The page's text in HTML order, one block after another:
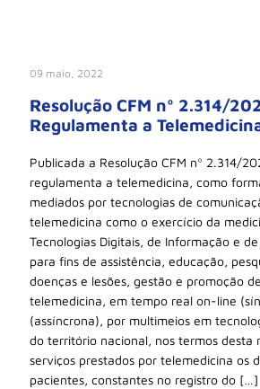
09 maio, 2022
Resolução CFM nº 2.314/
Regulamenta a
Publicada a Resolução CFM nº 2.314/
regulamenta a telemedicina, como
mediados por tecnologias de
telemedicina como o exercício da
Tecnologias Digitais, de Informação e
para fins de assistência, educação,
doenças e lesões, gestão e promoção
telemedicina, em tempo real on-line
(assíncrona), por multimeios em
do território nacional, nos termos desta
serviços prestados por telemedicina os
pacientes, constantes no registro do […]